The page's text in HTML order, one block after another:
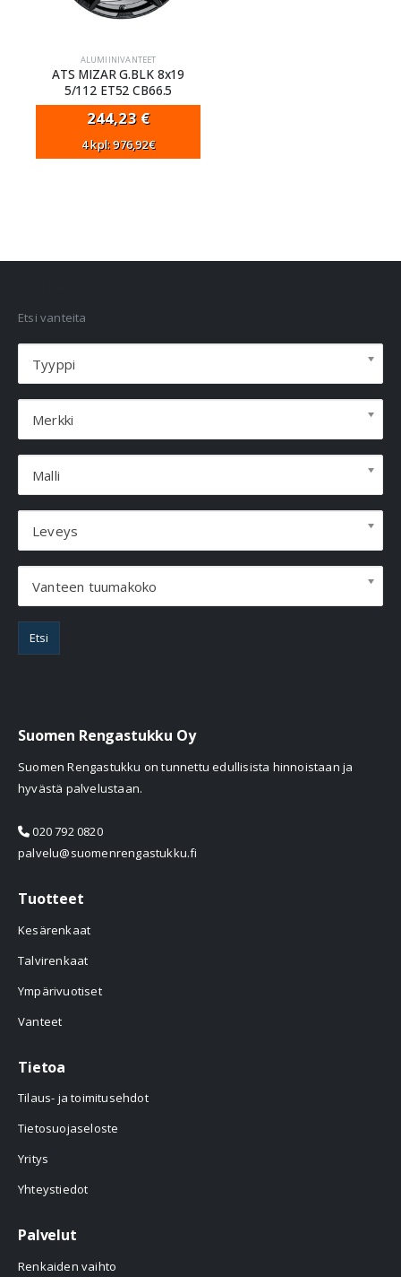
ALUMIINIVANTEET
ATS MIZAR G.BLK 8x19
5/112 ET52 CB66.5
244,23 €
4 kpl: 976,92€
Etsi vanteita
Tyyppi
Merkki
Malli
Leveys
Vanteen tuumakoko
Etsi
Suomen Rengastukku Oy
Suomen Rengastukku on tunnettu edullisista hinnoistaan ja
hyvästä palvelustaan.
020 792 0820
palvelu@suomenrengastukku.fi
Tuotteet
Kesärenkaat
Talvirenkaat
Ympärivuotiset
Vanteet
Tietoa
Tilaus- ja toimitusehdot
Tietosuojaseloste
Yritys
Yhteystiedot
Palvelut
Renkaiden vaihto